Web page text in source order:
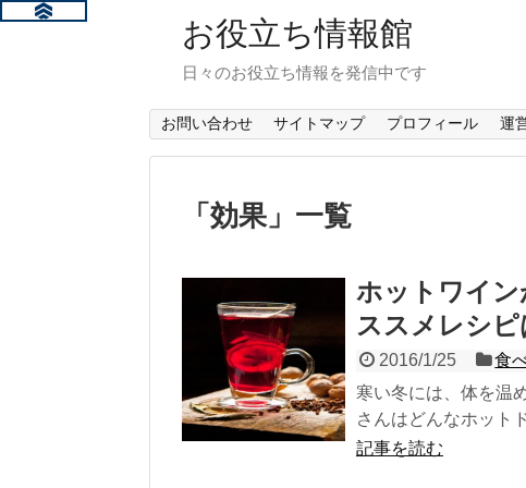
お役立ち情報館
日々のお役立ち情報を発信中です
お問い合わせ サイトマップ プロフィール 運
「 効果 」 一覧
ホットワイン
ススメレシピ
2016/1/25
食
寒い冬には、体を温
さんはどんなホット
記事を読む